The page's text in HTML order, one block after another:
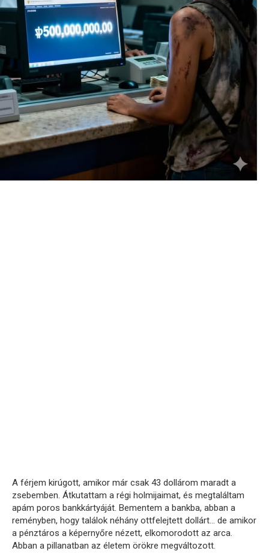
A férjem kirúgott, amikor már csak 43 dollárom maradt a
zsebemben. Átkutattam a régi holmijaimat, és megtaláltam
apám poros bankkártyáját. Bementem a bankba, abban a
reményben, hogy találok néhány ottfelejtett dollárt… de amikor
a pénztáros a képernyőre nézett, elkomorodott az arca.
Abban a pillanatban az életem örökre megváltozott.